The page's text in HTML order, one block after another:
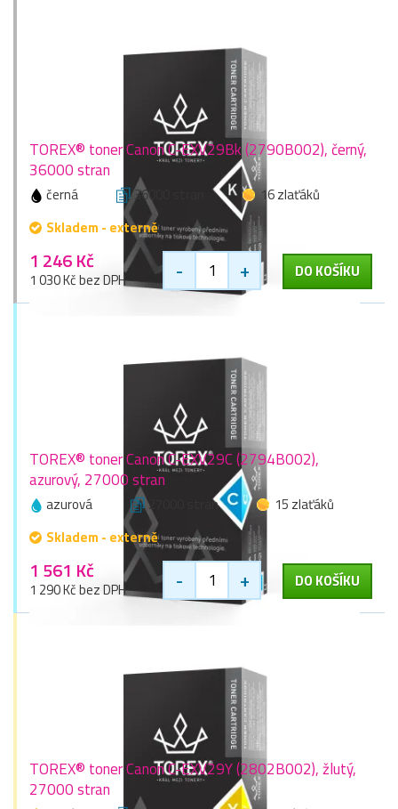
TOREX® toner Canon C-EXV29Bk (2790B002), černý,
36000 stran
černá 36000 stran
16 zlaťáků
Skladem - externě
1 246 Kč
1 030 Kč bez DPH - + DO KOŠÍKU
TOREX® toner Canon C-EXV29C (2794B002),
azurový, 27000 stran
azurová 27000 stran
15 zlaťáků
Skladem - externě
1 561 Kč
1 290 Kč bez DPH - + DO KOŠÍKU
TOREX® toner Canon C-EXV29Y (2802B002), žlutý,
27000 stran